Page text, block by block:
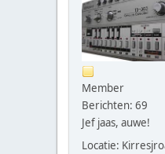
Member
Berichten: 69
Jef jaas, auwe!
Locatie: